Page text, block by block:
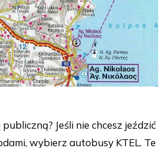
Jeśli nie chcesz jeździć
wybierz autobusy KTEL. Te